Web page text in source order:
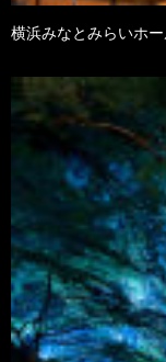
横浜みなとみらいホー